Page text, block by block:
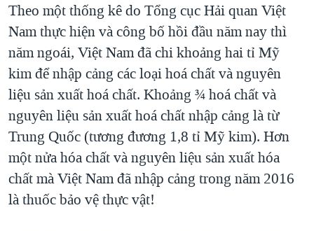
Theo một thống kê do Tổng cục Hải quan Việt
Nam thực hiện và công bố hồi đầu năm nay thì
năm ngoái, Việt Nam đã chi khoảng hai tỉ Mỹ
kim để nhập cảng các loại hoá chất và nguyên
liệu sản xuất hoá chất. Khoảng ¾ hoá chất và
nguyên liệu sản xuất hoá chất nhập cảng là từ
Trung Quốc (tương đương 1,8 tỉ Mỹ kim). Hơn
một nửa hóa chất và nguyên liệu sản xuất hóa
chất mà Việt Nam đã nhập cảng trong năm 2016
là thuốc bảo vệ thực vật!